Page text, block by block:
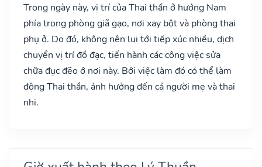
Trong ngày này, vị trí của Thai thần ở hướng Nam
phía trong phòng giã gạo, nơi xay bột và phòng thai
phụ ở. Do đó, không nên lui tới tiếp xúc nhiều, dịch
chuyển vị trí đồ đạc, tiến hành các công việc sửa
chữa đục đẽo ở nơi này. Bởi việc làm đó có thể làm
động Thai thần, ảnh hưởng đến cả người mẹ và thai
nhi.